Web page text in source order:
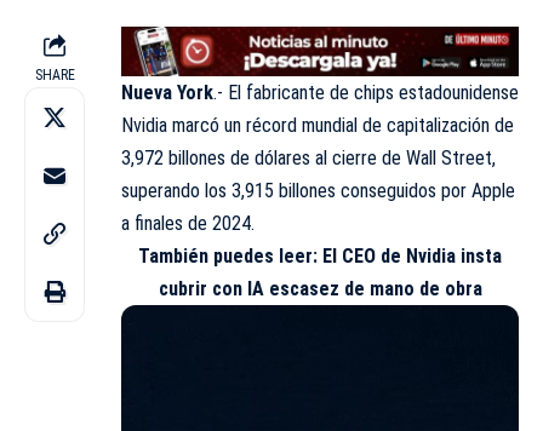
SHARE
Nueva York.- El fabricante de chips estadounidense
Nvidia marcó un récord mundial de capitalización de
3,972 billones de dólares al cierre de Wall Street,
superando los 3,915 billones conseguidos por Apple
a finales de 2024.
También puedes leer: El CEO de Nvidia insta
cubrir con IA escasez de mano de obra